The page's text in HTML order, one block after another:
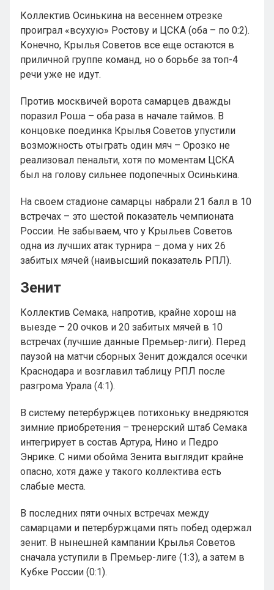
Коллектив Осинькина на весеннем отрезке
проиграл «всухую» Ростову и ЦСКА (оба – по 0:2).
Конечно, Крылья Советов все еще остаются в
приличной группе команд, но о борьбе за топ-4
речи уже не идут.
Против москвичей ворота самарцев дважды
поразил Роша – оба раза в начале таймов. В
концовке поединка Крылья Советов упустили
возможность отыграть один мяч – Орозко не
реализовал пенальти, хотя по моментам ЦСКА
был на голову сильнее подопечных Осинькина.
На своем стадионе самарцы набрали 21 балл в 10
встречах – это шестой показатель чемпионата
России. Не забываем, что у Крыльев Советов
одна из лучших атак турнира – дома у них 26
забитых мячей (наивысший показатель РПЛ).
Зенит
Коллектив Семака, напротив, крайне хорош на
выезде – 20 очков и 20 забитых мячей в 10
встречах (лучшие данные Премьер-лиги). Перед
паузой на матчи сборных Зенит дождался осечки
Краснодара и возглавил таблицу РПЛ после
разгрома Урала (4:1).
В систему петербуржцев потихоньку внедряются
зимние приобретения – тренерский штаб Семака
интегрирует в состав Артура, Нино и Педро
Энрике. С ними обойма Зенита выглядит крайне
опасно, хотя даже у такого коллектива есть
слабые места.
В последних пяти очных встречах между
самарцами и петербуржцами пять побед одержал
зенит. В нынешней кампании Крылья Советов
сначала уступили в Премьер-лиге (1:3), а затем в
Кубке России (0:1).